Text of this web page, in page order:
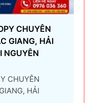
CHUYÊN
GIANG, HẢI
NGUYÊN
CHUYÊN
HẢI